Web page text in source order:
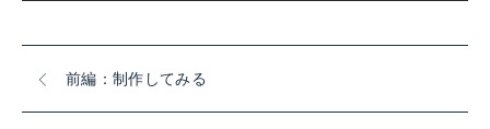
前編：制作してみる